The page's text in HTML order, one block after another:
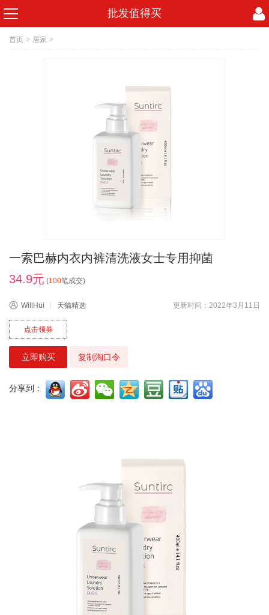
批发值得买
首页 > 居家 >
一索巴赫内衣内裤清洗液女士专用抑菌
34.9元 (100笔成交)
WillHui 天猫精选 更新时间：2022年3月11日
点击领券
立即购买 复制淘口令
分享到：